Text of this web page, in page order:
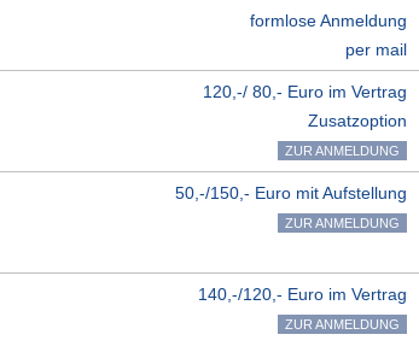
formlose Anmeldung
per mail
120,-/ 80,- Euro im Vertrag
Zusatzoption
ZUR ANMELDUNG
50,-/150,- Euro mit Aufstellung
ZUR ANMELDUNG
140,-/120,- Euro im Vertrag
ZUR ANMELDUNG